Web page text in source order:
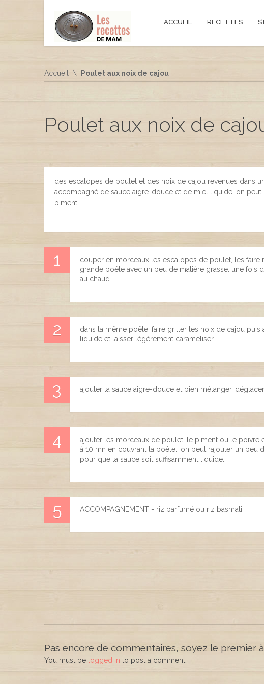
ACCUEIL RECETTES
Accueil Poulet aux noix de cajou
Poulet aux noix de
des escalopes de poulet et des noix de cajou revenues dans
accompagné de sauce aigre-douce et de miel liquide, on peut
piment.
couper en morceaux les escalopes de poulet, les faire
grande poêle avec un peu de matière grasse. une fois
au chaud.
dans la même poêle, faire griller les noix de cajou puis
liquide et laisser légèrement caraméliser.
ajouter la sauce aigre-douce et bien mélanger. déglacer
ajouter les morceaux de poulet, le piment ou le poivre
à 10 mn en couvrant la poêle.. on peut rajouter un peu
pour que la sauce soit suffisamment liquide..
ACCOMPAGNEMENT - riz parfumé ou riz basmati
Pas encore de commentaires, soyez le premier
You must be logged in to post a comment.